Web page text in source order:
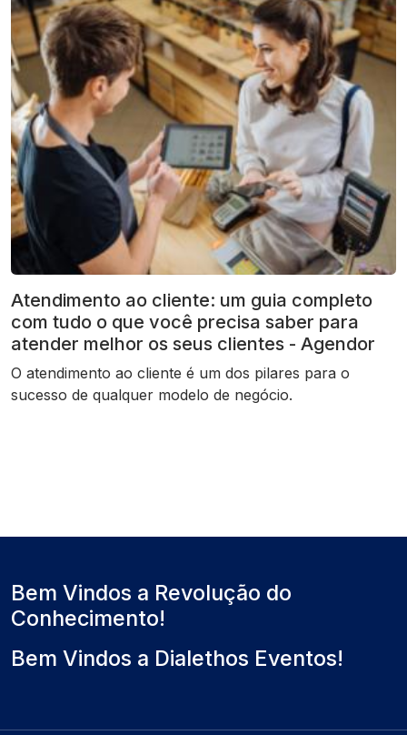
Atendimento ao cliente: um guia completo
com tudo o que você precisa saber para
atender melhor os seus clientes - Agendor
O atendimento ao cliente é um dos pilares para o
sucesso de qualquer modelo de negócio.
Bem Vindos a Revolução do
Conhecimento!
Bem Vindos a Dialethos Eventos!